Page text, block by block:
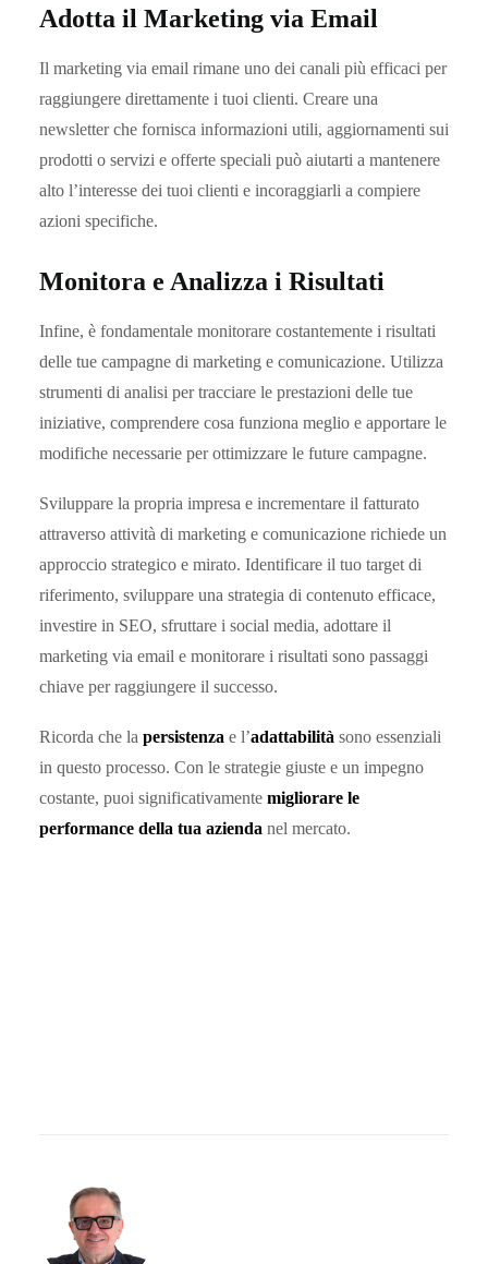
Adotta il Marketing via Email
Il marketing via email rimane uno dei canali più efficaci per
raggiungere direttamente i tuoi clienti. Creare una
newsletter che fornisca informazioni utili, aggiornamenti sui
prodotti o servizi e offerte speciali può aiutarti a mantenere
alto l’interesse dei tuoi clienti e incoraggiarli a compiere
azioni specifiche.
Monitora e Analizza i Risultati
Infine, è fondamentale monitorare costantemente i risultati
delle tue campagne di marketing e comunicazione. Utilizza
strumenti di analisi per tracciare le prestazioni delle tue
iniziative, comprendere cosa funziona meglio e apportare le
modifiche necessarie per ottimizzare le future campagne.
Sviluppare la propria impresa e incrementare il fatturato
attraverso attività di marketing e comunicazione richiede un
approccio strategico e mirato. Identificare il tuo target di
riferimento, sviluppare una strategia di contenuto efficace,
investire in SEO, sfruttare i social media, adottare il
marketing via email e monitorare i risultati sono passaggi
chiave per raggiungere il successo.
Ricorda che la persistenza e l’adattabilità sono essenziali
in questo processo. Con le strategie giuste e un impegno
costante, puoi significativamente migliorare le
performance della tua azienda nel mercato.